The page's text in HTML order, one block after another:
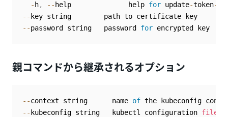
- h, -- help              help for update-token-
--
--password string   password for encrypted key
親コマンドから継承されるオプション
--context string      name of
-- kubeconfig string   kubectl configuration file